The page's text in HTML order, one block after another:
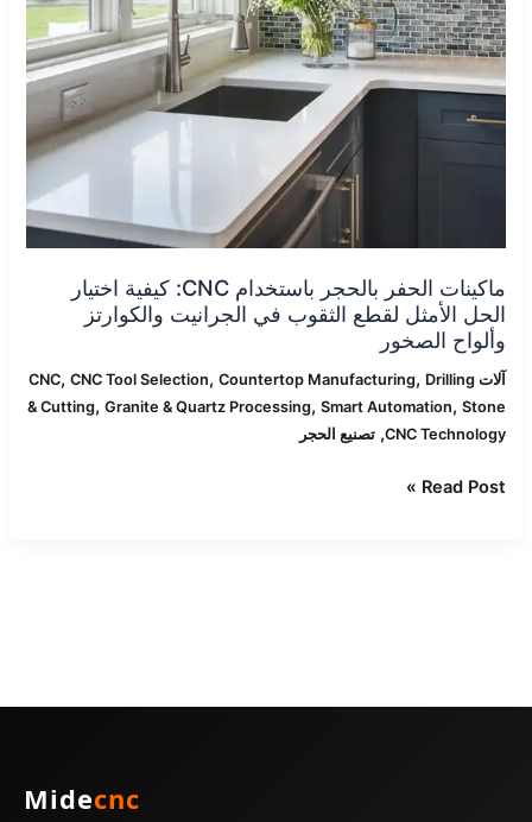
ماكينات الحفر بالحجر باستخدام CNC: كيفية اختيار
الحل الأمثل لقطع الثقوب في الجرانيت والكوارتز
وألواح الصخور
آلات CNC , CNC Tool Selection, Countertop Manufacturing, Drilling
& Cutting, Granite & Quartz Processing, Smart Automation, Stone
CNC Technology
,تصنيع الحجر
كيفية
اختيار
الحل
الأمثل
لقطع
الثقوب
وألواح
الصخور
Read Post »
Midecnc